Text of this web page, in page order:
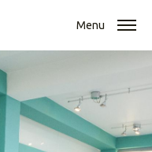
Menu